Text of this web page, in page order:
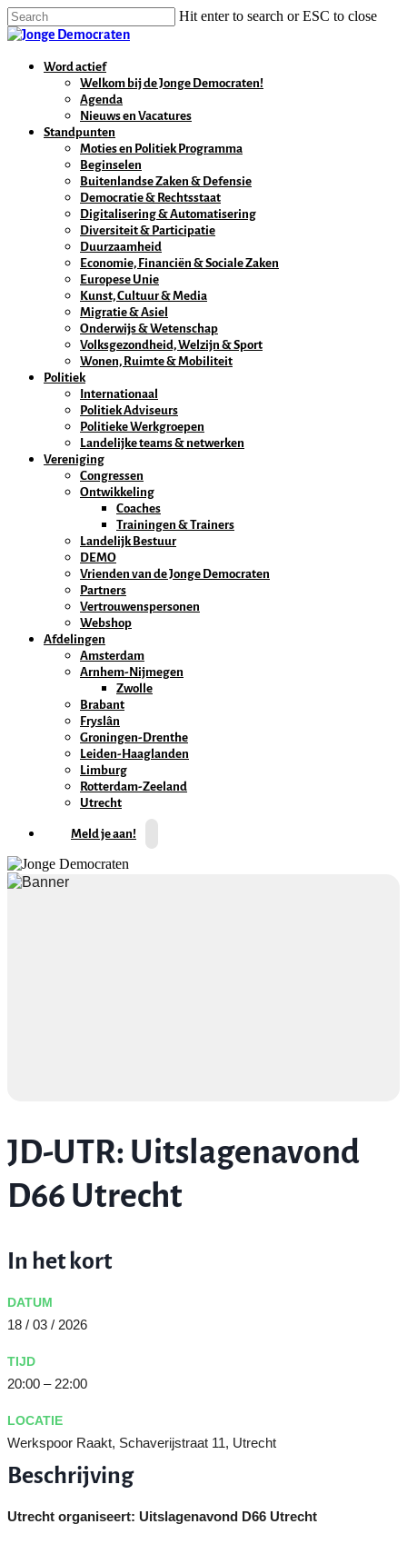
Hit enter to search or ESC to close
Word actief
Welkom bij de Jonge Democraten!
Agenda
Nieuws en Vacatures
Standpunten
Moties en Politiek Programma
Beginselen
Buitenlandse Zaken & Defensie
Democratie & Rechtsstaat
Digitalisering & Automatisering
Diversiteit & Participatie
Duurzaamheid
Economie, Financiën & Sociale Zaken
Europese Unie
Kunst, Cultuur & Media
Migratie & Asiel
Onderwijs & Wetenschap
Volksgezondheid, Welzijn & Sport
Wonen, Ruimte & Mobiliteit
Politiek
Internationaal
Politiek Adviseurs
Politieke Werkgroepen
Landelijke teams & netwerken
Vereniging
Congressen
Ontwikkeling
Coaches
Trainingen & Trainers
Landelijk Bestuur
DEMO
Vrienden van de Jonge Democraten
Partners
Vertrouwenspersonen
Webshop
Afdelingen
Amsterdam
Arnhem-Nijmegen
Zwolle
Brabant
Fryslân
Groningen-Drenthe
Leiden-Haaglanden
Limburg
Rotterdam-Zeeland
Utrecht
Meld je aan!
JD-UTR: Uitslagenavond
D66 Utrecht
In het kort
DATUM
18 / 03 / 2026
TIJD
20:00 – 22:00
LOCATIE
Werkspoor Raakt, Schaverijstraat 11, Utrecht
Beschrijving
Utrecht organiseert: Uitslagenavond D66 Utrecht